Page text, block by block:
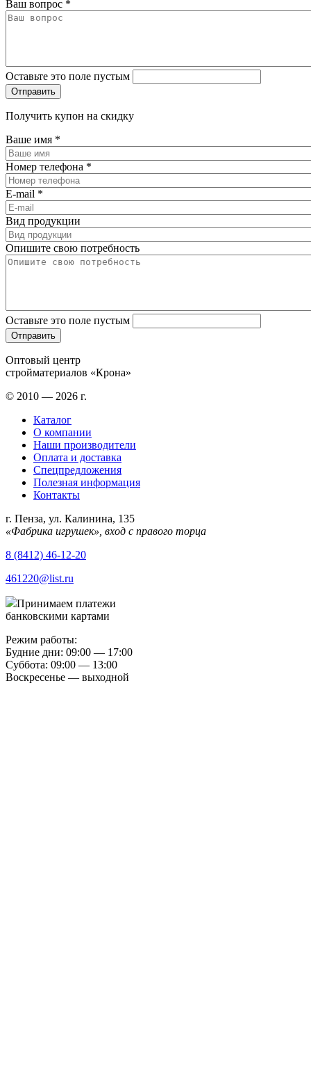
Ваш вопрос *
Оставьте это поле пустым
Получить купон на скидку
Ваше имя *
Номер телефона *
E-mail *
Вид продукции
Опишите свою потребность
Оставьте это поле пустым
Оптовый центр
стройматериалов «Крона»
© 2010 — 2026 г.
Каталог
О компании
Наши производители
Оплата и доставка
Спецпредложения
Полезная информация
Контакты
г. Пенза, ул. Калинина, 135
«Фабрика игрушек», вход с правого торца
8 (8412) 46-12-20
461220@list.ru
Принимаем платежи
банковскими картами
Режим работы:
Будние дни: 09:00 — 17:00
Суббота: 09:00 — 13:00
Воскресенье — выходной